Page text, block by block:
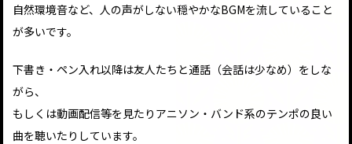
自然環境音など、人の声がしない穏やかなBGMを流していること
が多いです。
下書き・ペン入れ以降は友人たちと通話（会話は少なめ）をしな
がら、
もしくは動画配信等を見たりアニソン・バンド系のテンポの良い
曲を聴いたりしています。